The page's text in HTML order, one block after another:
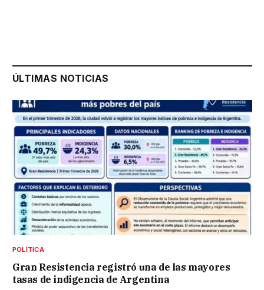
ÚLTIMAS NOTICIAS
POLÍTICA
Gran Resistencia registró una de las mayores
tasas de indigencia de Argentina